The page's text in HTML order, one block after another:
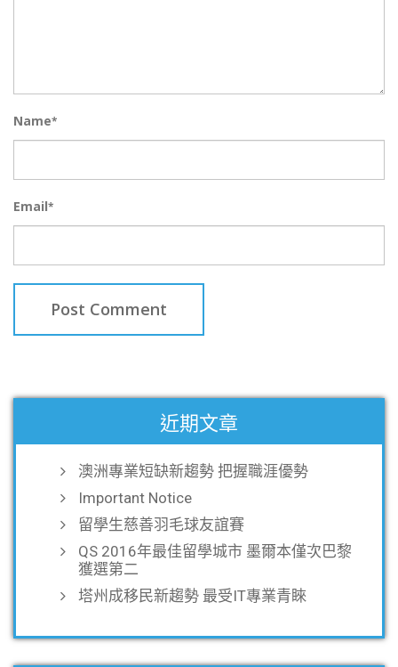
Name*
Email*
近期文章
澳洲專業短缺新趨勢 把握職涯優勢
Important Notice
留學生慈善羽毛球友誼賽
QS 2016年最佳留學城市 墨爾本僅次巴黎
獲選第二
塔州成移民新趨勢 最受IT專業青睞